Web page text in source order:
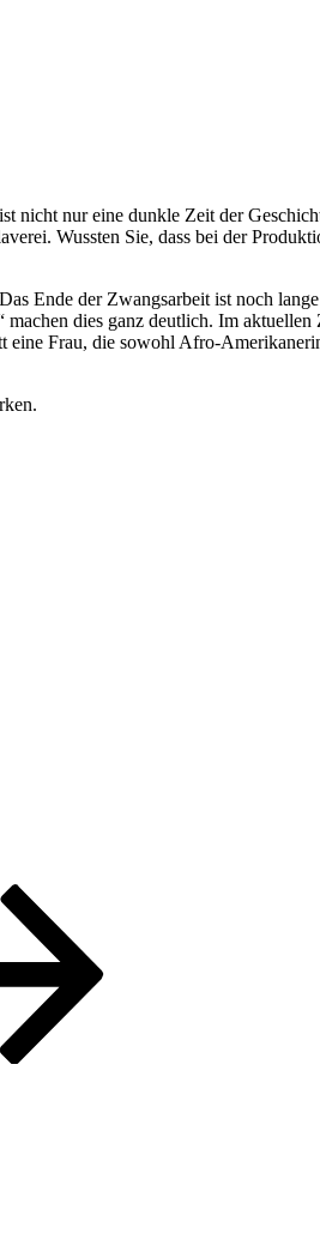
nur eine dunkle Zeit der
Wussten Sie, dass bei der
Ende der Zwangsarbeit ist noch
dies ganz deutlich. Im
Frau, die sowohl Afro-